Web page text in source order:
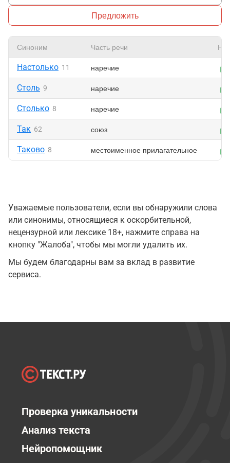
Предложить
Синоним Часть речи
Настолько 11 наречие
Столь 9 наречие
Столько 8 наречие
Так 62 союз
Таково 8 местоименное прилагательное
Уважаемые пользователи, если вы обнаружили слова
или синонимы, относящиеся к оскорбительной,
нецензурной или лексике 18+, нажмите справа на
кнопку "Жалоба", чтобы мы могли удалить их.
Мы будем благодарны вам за вклад в развитие
сервиса.
Проверка уникальности
Анализ текста
Нейропомощник